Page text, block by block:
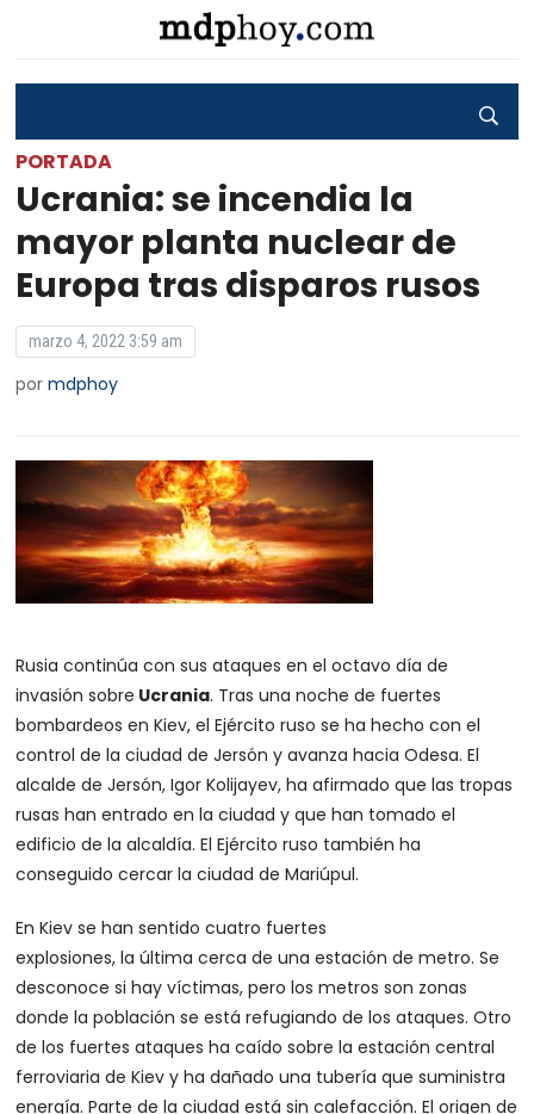
PORTADA
Ucrania: se incendia la
mayor planta nuclear de
Europa tras disparos rusos
marzo 4, 2022 3:59 am
pormdphoy
Rusia continúa con sus ataques en el octavo día de
invasión sobre Ucrania. Tras una noche de fuertes
bombardeos en Kiev, el Ejército ruso se ha hecho con el
control de la ciudad de Jersón y avanza hacia Odesa. El
alcalde de Jersón, Igor Kolijayev, ha afirmado que las tropas
rusas han entrado en la ciudad y que han tomado el
edificio de la alcaldía. El Ejército ruso también ha
conseguido cercar la ciudad de Mariúpul.
En Kiev se han sentido cuatro fuertes
explosiones, la última cerca de una estación de metro. Se
desconoce si hay víctimas, pero los metros son zonas
donde la población se está refugiando de los ataques. Otro
de los fuertes ataques ha caído sobre la estación central
ferroviaria de Kiev y ha dañado una tubería que suministra
energía. Parte de la ciudad está sin calefacción. El origen de